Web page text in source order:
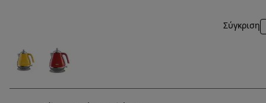
Σύγκριση